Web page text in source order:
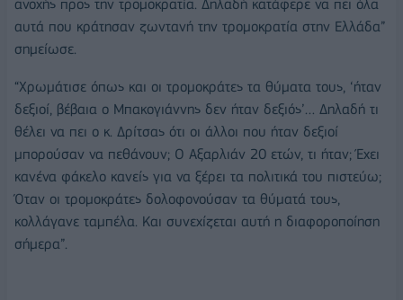
ανοχής προς την τρομοκρατία. Δηλαδή κατάφερε να πει όλα
αυτά που κράτησαν ζωντανή την τρομοκρατία στην Ελλάδα”
σημείωσε.
“Χρωμάτισε όπως και οι τρομοκράτες τα θύματα τους, ‘ήταν
δεξιοί, βέβαια ο Μπακογιάννης δεν ήταν δεξιός’… Δηλαδή τι
θέλει να πει ο κ. Δρίτσας ότι οι άλλοι που ήταν δεξιοί
μπορούσαν να πεθάνουν; Ο Αξαρλιάν 20 ετών, τι ήταν; Έχει
κανένα φάκελο κανείς για να ξέρει τα πολιτικά του πιστεύω;
Όταν οι τρομοκράτες δολοφονούσαν τα θύματά τους,
κολλάγανε ταμπέλα. Και συνεχίζεται αυτή η διαφοροποίηση
σήμερα”.